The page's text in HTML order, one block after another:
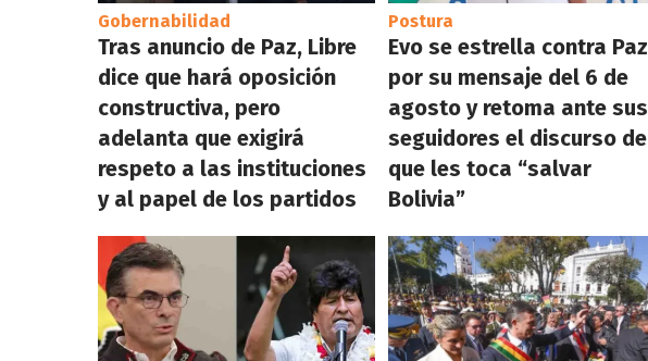
Gobernabilidad
Tras anuncio de Paz, Libre
dice que hará oposición
constructiva, pero
adelanta que exigirá
respeto a las instituciones
y al papel de los partidos
Postura
Evo se estrella contra Paz
por su mensaje del 6 de
agosto y retoma ante sus
seguidores el discurso de
que les toca “salvar
Bolivia”